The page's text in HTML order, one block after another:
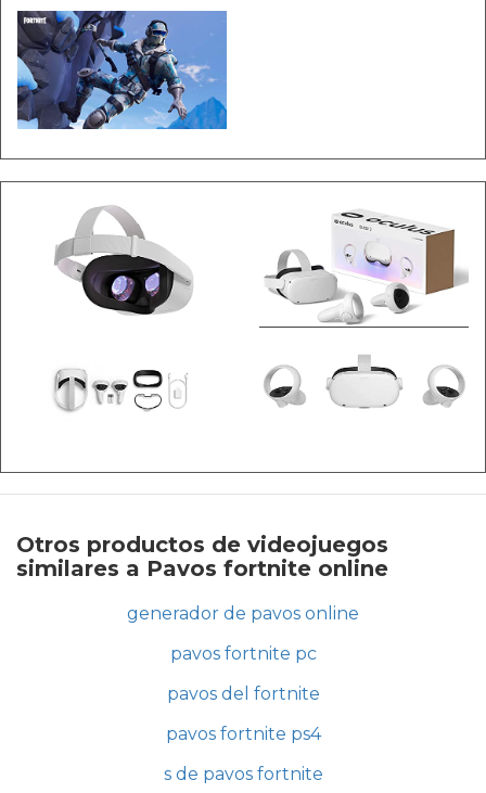
Otros productos de videojuegos
similares a Pavos fortnite online
generador de pavos online
pavos fortnite pc
pavos del fortnite
pavos fortnite ps4
s de pavos fortnite